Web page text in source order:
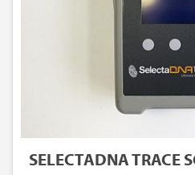
SELECTADNA TRACE